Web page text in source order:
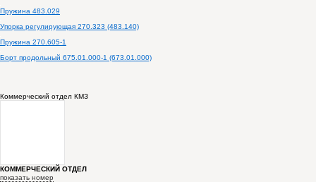
Пружина 483.029
Упорка регулирующая 270.323 (483.140)
Пружина 270.605-1
Борт продольный 675.01.000-1 (673.01.000)
Коммерческий отдел КМЗ
КОММЕРЧЕСКИЙ ОТДЕЛ
показать номер